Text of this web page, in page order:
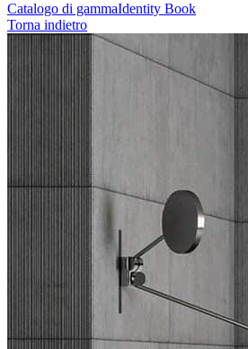
Catalogo di gammaIdentity Book
Torna indietro